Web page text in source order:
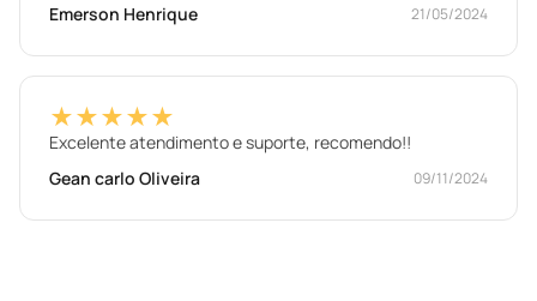
Emerson Henrique
21/05/2024
★★★★★
Excelente atendimento e suporte, recomendo!!
Gean carlo Oliveira
09/11/2024